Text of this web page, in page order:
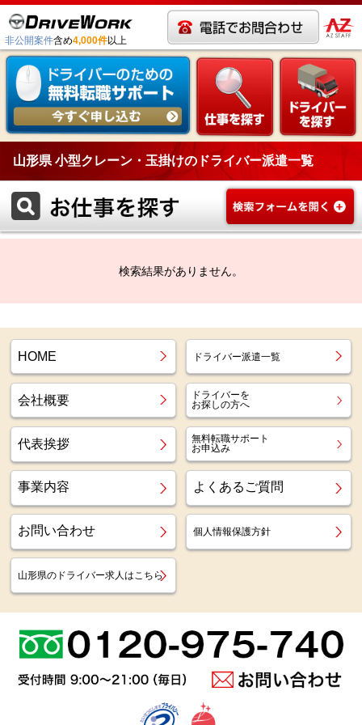
非公開案件含め4,000件以上
山形県 小型クレーン・玉掛けのドライバー派遣一覧
検索結果がありません。
HOME ドライバー派遣一覧
会社概要
ドライバーを
お探しの方へ
代表挨拶
無料転職サポート
お申込み
事業内容 よくあるご質問
お問い合わせ 個人情報保護方針
山形県のドライバー求人はこちら